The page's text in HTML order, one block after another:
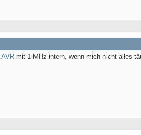
AVR mit 1 MHz intern, wenn mich nicht alles